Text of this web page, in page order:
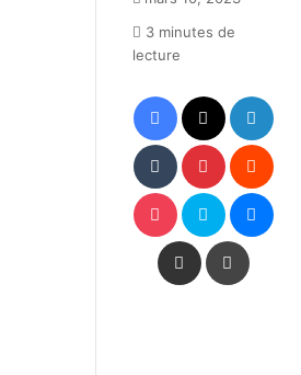
3 minutes de
lecture
Facebook
Tumblr Pinterest
Pocket Skype
Partager par email Imprimer